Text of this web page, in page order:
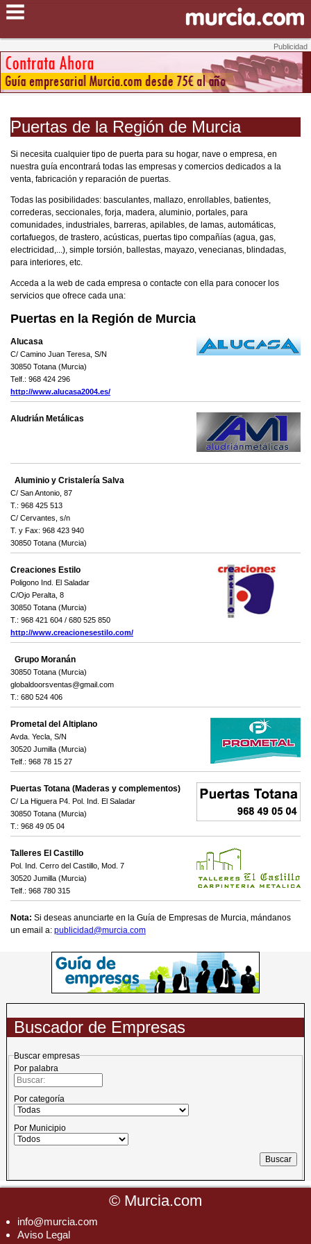
Puertas de la Región de Murcia
Si necesita cualquier tipo de puerta para su hogar, nave o empresa, en
nuestra guía encontrará todas las empresas y comercios dedicados a la
venta, fabricación y reparación de puertas.
Todas las posibilidades: basculantes, mallazo, enrollables, batientes,
correderas, seccionales, forja, madera, aluminio, portales, para
comunidades, industriales, barreras, apilables, de lamas, automáticas,
cortafuegos, de trastero, acústicas, puertas tipo compañías (agua, gas,
electricidad,...), simple torsión, ballestas, mayazo, venecianas, blindadas,
para interiores, etc.
Acceda a la web de cada empresa o contacte con ella para conocer los
servicios que ofrece cada una:
Puertas en la Región de Murcia
Alucasa
C/ Camino Juan Teresa, S/N
30850 Totana (Murcia)
Telf.: 968 424 296
http://www.alucasa2004.es/
Aludrián Metálicas
Aluminio y Cristalería Salva
C/ San Antonio, 87
T.: 968 425 513
C/ Cervantes, s/n
T. y Fax: 968 423 940
30850 Totana (Murcia)
Creaciones Estilo
Poligono Ind. El Saladar
C/Ojo Peralta, 8
30850 Totana (Murcia)
T.: 968 421 604 / 680 525 850
http://www.creacionesestilo.com/
Grupo Moranán
30850 Totana (Murcia)
globaldoorsventas@gmail.com
T.: 680 524 406
Prometal del Altiplano
Avda. Yecla, S/N
30520 Jumilla (Murcia)
Telf.: 968 78 15 27
Puertas Totana (Maderas y complementos)
C/ La Higuera P4. Pol. Ind. El Saladar
30850 Totana (Murcia)
T.: 968 49 05 04
Talleres El Castillo
Pol. Ind. Cerro del Castillo, Mod. 7
30520 Jumilla (Murcia)
Telf.: 968 780 315
Nota: Si deseas anunciarte en la Guía de Empresas de Murcia, mándanos
un email a: publicidad@murcia.com
Buscador de Empresas
Buscar empresas
Por palabra
Por categoría
Por Municipio
© Murcia.com
info@murcia.com
Aviso Legal